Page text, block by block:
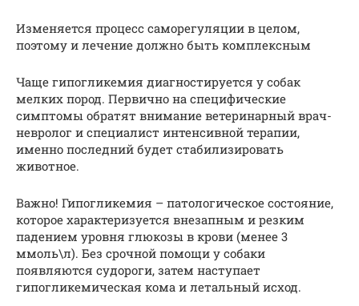
Изменяется процесс саморегуляции в целом,
поэтому и лечение должно быть комплексным
Чаще гипогликемия диагностируется у собак
мелких пород. Первично на специфические
симптомы обратят внимание ветеринарный врач-
невролог и специалист интенсивной терапии,
именно последний будет стабилизировать
животное.
Важно! Гипогликемия – патологическое состояние,
которое характеризуется внезапным и резким
падением уровня глюкозы в крови (менее 3
ммоль\л). Без срочной помощи у собаки
появляются судороги, затем наступает
гипогликемическая кома и летальный исход.